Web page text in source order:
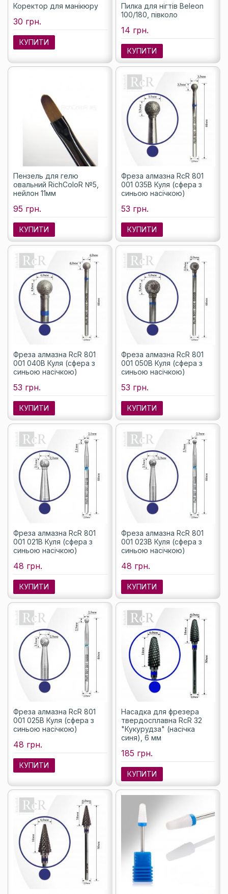
Коректор для манікюру
30 грн.
КУПИТИ
Пилка для нігтів Beleon
100/180, півколо
14 грн.
КУПИТИ
Пензель для гелю
овальний RichColoR №5,
нейлон 11мм
95 грн.
КУПИТИ
Фреза алмазна RcR 801
001 035B Куля (сфера з
синьою насічкою)
53 грн.
КУПИТИ
Фреза алмазна RcR 801
001 040B Куля (сфера з
синьою насічкою)
53 грн.
КУПИТИ
Фреза алмазна RcR 801
001 050B Куля (сфера з
синьою насічкою)
53 грн.
КУПИТИ
Фреза алмазна RcR 801
001 021B Куля (сфера з
синьою насічкою)
48 грн.
КУПИТИ
Фреза алмазна RcR 801
001 023B Куля (сфера з
синьою насічкою)
48 грн.
КУПИТИ
Фреза алмазна RcR 801
001 025B Куля (сфера з
синьою насічкою)
48 грн.
КУПИТИ
Насадка для фрезера
твердосплавна RcR 32
"Кукурудза" (насічка
синя), 6 мм
185 грн.
КУПИТИ